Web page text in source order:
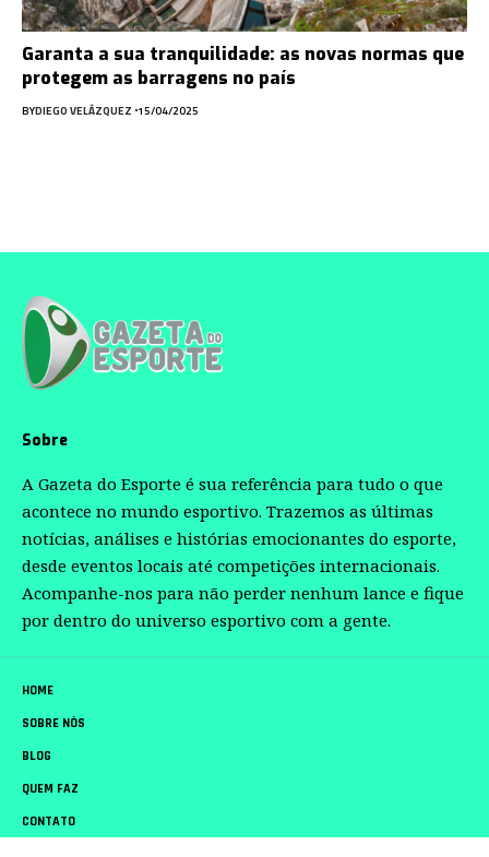
Garanta a sua tranquilidade: as novas normas que
protegem as barragens no país
BYDIEGO VELÁZQUEZ 15/04/2025
Sobre
A Gazeta do Esporte é sua referência para tudo o que
acontece no mundo esportivo. Trazemos as últimas
notícias, análises e histórias emocionantes do esporte,
desde eventos locais até competições internacionais.
Acompanhe-nos para não perder nenhum lance e fique
por dentro do universo esportivo com a gente.
HOME
SOBRE NÓS
BLOG
QUEM FAZ
CONTATO